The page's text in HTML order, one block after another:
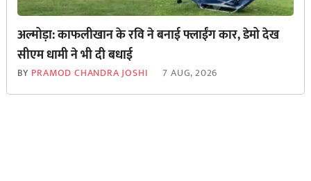
अल्मोड़ा: काफलीखान के रवि ने बनाई फ्लाईंग कार, डेमो देख
सीएम धामी ने भी दी बधाई
BY PRAMOD CHANDRA JOSHI 7 AUG, 2026